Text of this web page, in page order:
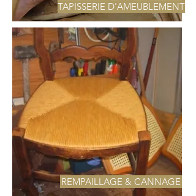
TAPISSERIE D'AMEUBLEMENT
REMPAILLAGE & CANNAGE